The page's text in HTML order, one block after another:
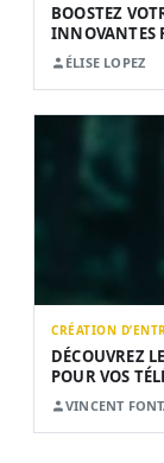
BOOSTEZ
INNOVANTES
ÉLISE LOPEZ
CRÉATION
DÉCOUVREZ
POUR VOS
VINCENT